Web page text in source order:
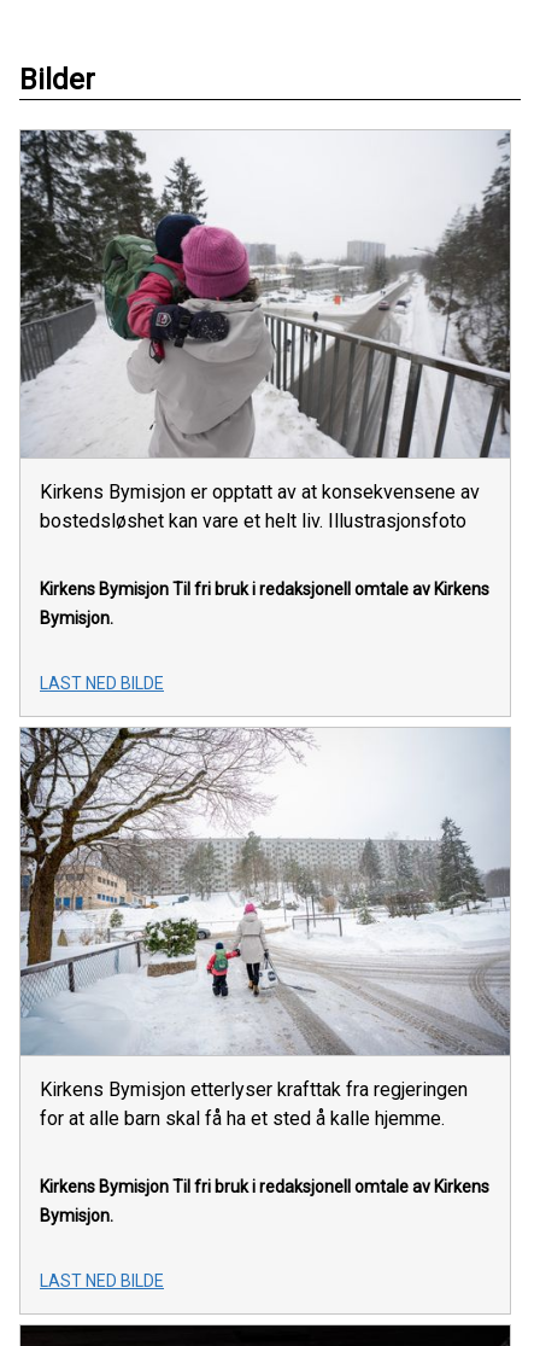
Bilder
Kirkens Bymisjon er opptatt av at konsekvensene av
bostedsløshet kan vare et helt liv. Illustrasjonsfoto
Kirkens BymisjonTil fri bruk i redaksjonell omtale av Kirkens
Bymisjon.
LAST NED BILDE
Kirkens Bymisjon etterlyser krafttak fra regjeringen
for at alle barn skal få ha et sted å kalle hjemme.
Kirkens BymisjonTil fri bruk i redaksjonell omtale av Kirkens
Bymisjon.
LAST NED BILDE